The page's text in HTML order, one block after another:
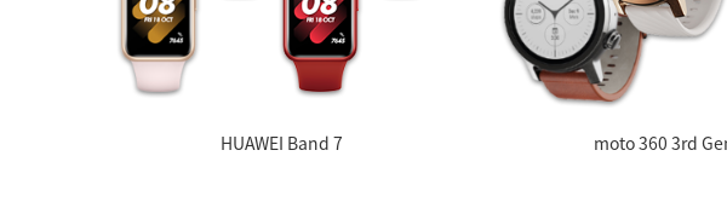
HUAWEI Band 7 moto 360 3rd